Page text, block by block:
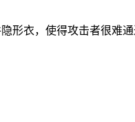
形衣，使得攻击者很难